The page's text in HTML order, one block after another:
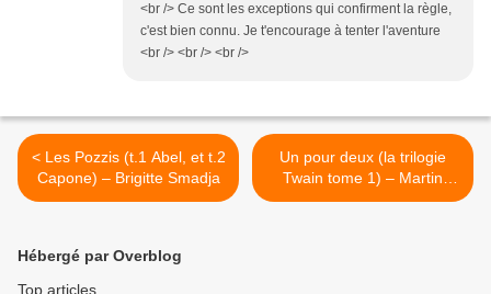
<br /> Ce sont les exceptions qui confirment la règle,
c'est bien connu. Je t'encourage à tenter l'aventure
<br /> <br /> <br />
< Les Pozzis (t.1 Abel, et t.2
Capone) – Brigitte Smadja
Un pour deux (la trilogie
Twain tome 1) – Martin
Winckler >
Hébergé par Overblog
Top articles